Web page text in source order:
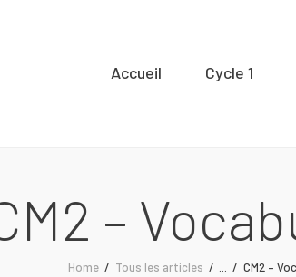
Accueil Cycle 1
–
Home Tous les articles CM2 –
2